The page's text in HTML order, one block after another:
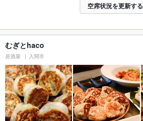
空席状況を更新する
むぎとhaco
居酒屋 入間市